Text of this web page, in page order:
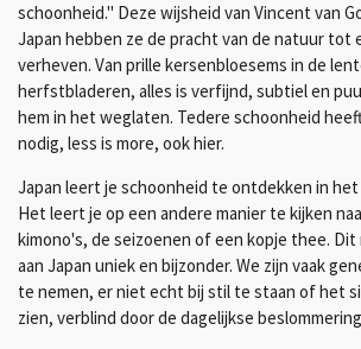
schoonheid." Deze wijsheid van Vincent van
Japan hebben ze de pracht van de natuur tot
verheven. Van prille kersenbloesems in de
herfstbladeren, alles is verfijnd, subtiel en
hem in het weglaten. Tedere schoonheid
nodig, less is more, ook hier.
Japan leert je schoonheid te ontdekken in
Het leert je op een andere manier te kijken
kimono's, de seizoenen of een kopje thee. Dit
aan Japan uniek en bijzonder. We zijn vaak
te nemen, er niet echt bij stil te staan of het
zien, verblind door de dagelijkse